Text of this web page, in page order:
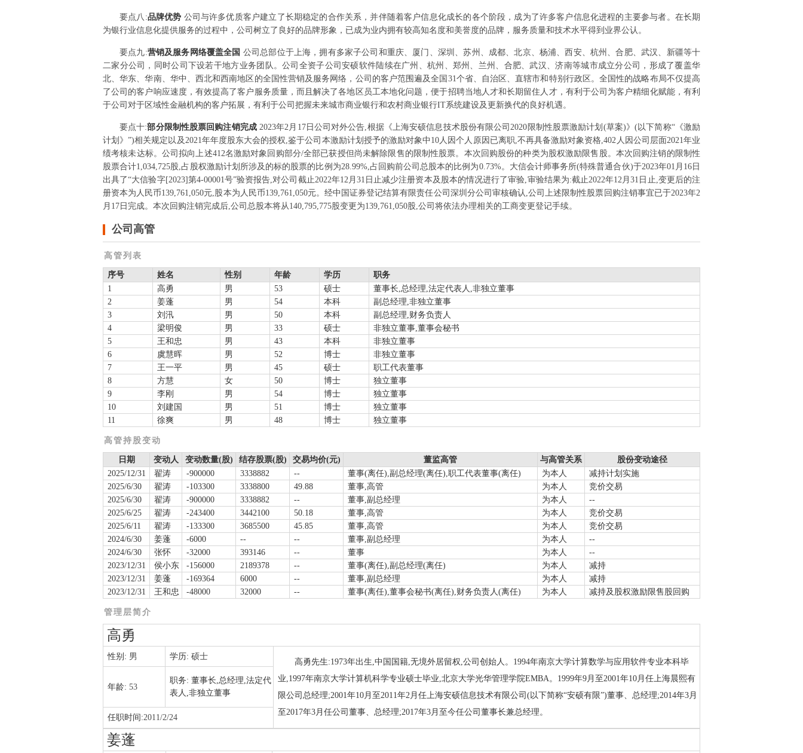
要点 八 :品牌优势 公司与许多优质客户建立了长期稳定的合作关系，并伴随着客户信息化成长的各个阶段，成为了许多客户信息化进程的主要参与者。在长期
为银行业信息化提供服务的过程中，公司树立了良好的品牌形象，已成为业内拥有较高知名度和美誉度的品牌，服务质量和技术水平得到业界公认。
要点九:营销及服务网络覆盖全国 公司总部位于上海，拥有多家子公司和重庆、厦门、深圳、苏州、成都、北京、杨浦、西安、杭州、合肥、武汉、新疆等十
二家分公司，同时公司下设若干地方业务团队。公司全资子公司安硕软件陆续在广州、杭州、郑州、兰州、合肥、武汉、济南等城市成立分公司，形成了覆盖华
北、华东、华南、华中、西北和西南地区的全国性营销及服务网络，公司的客户范围遍及全国31个省、自治区、直辖市和特别行政区。全国性的战略布局不仅提高
了公司的客户响应速度，有效提高了客户服务质量，而且解决了各地区员工本地化问题，便于招聘当地人才和长期留住人才，有利于公司为客户精细化赋能，有利
于公司对于区域性金融机构的客户拓展，有利于公司把握未来城市商业银行和农村商业银行IT系统建设及更新换代的良好机遇。
要点十:部分限制性股票回购注销完成2023年2月17日公司对外公告,根据《上海安硕信息技术股份有限公司2020限制性股票激励计划(草案)》(以下简称“《激励
计划》”)相关规定以及2021年年度股东大会的授权,鉴于公司本激励计划授予的激励对象中10人因个人原因已离职,不再具备激励对象资格,402人因公司层面2021年业
绩考核未达标。公司拟向上述412名激励对象回购部分/全部已获授但尚未解除限售的限制性股票。本次回购股份的种类为股权激励限售股。本次回购注销的限制性
股票合计1,034,725股,占股权激励计划所涉及的标的股票的比例为28.99%,占回购前公司总股本的比例为0.73%。大信会计师事务所(特殊普通合伙)于2023年01月16日
出具了“大信验字[2023]第4-00001号”验资报告,对公司截止2022年12月31日止减少注册资本及股本的情况进行了审验,审验结果为:截止2022年12月31日止,变更后的注
册资本为人民币139,761,050元,股本为人民币139,761,050元。经中国证券登记结算有限责任公司深圳分公司审核确认,公司上述限制性股票回购注销事宜已于2023年2
月17日完成。本次回购注销完成后,公司总股本将从140,795,775股变更为139,761,050股,公司将依法办理相关的工商变更登记手续。
公司高管
高管列表
序号 姓名 性别 年龄 学历
职务
1
高勇 男 53 硕士
董事长,总经理,法定代表人,非独立董事
2
姜蓬 男 54 本科
副总经理,非独立董事
3
刘汛 男 50 本科
副总经理,财务负责人
4
梁明俊 男 33 硕士
非独立董事,董事会秘书
5
王和忠 男 43 本科
非独立董事
6
虞慧晖 男 52 博士
非独立董事
7
王一平 男 45 硕士
职工代表董事
8
方慧 女 50 博士
独立董事
9
李刚 男 54 博士
独立董事
10
刘建国 男 51 博士
独立董事
11
徐爽 男 48 博士 独立董事
高管持股变动
日期 变动人 变动数量(股) 结存股票(股) 交易均价(元) 董监高管 与高管关系
股份变动途径
2025/12/31
翟涛 -900000 3338882 -- 董事(离任),副总经理(离任),职工代表董事(离任) 为本人
减持计划实施
2025/6/30
翟涛 -103300 3338800 49.88 董事,高管 为本人
竞价交易
2025/6/30
翟涛 -900000 3338882 -- 董事,副总经理 为本人
--
2025/6/25
翟涛 -243400 3442100 50.18 董事,高管 为本人
竞价交易
2025/6/11
翟涛 -133300 3685500 45.85 董事,高管 为本人
竞价交易
2024/6/30
姜蓬 -6000 -- -- 董事,副总经理 为本人
--
2024/6/30
张怀 -32000 393146 -- 董事 为本人
--
2023/12/31
侯小东 -156000 2189378 -- 董事(离任),副总经理(离任) 为本人
减持
2023/12/31
姜蓬 -169364 6000 -- 董事,副总经理 为本人
减持
2023/12/31
王和忠 -48000 32000 -- 董事(离任),董事会秘书(离任),财务负责人(离任) 为本人 减持及股权激励限售股回购
管理层简介
高勇
性别: 男 学历: 硕士
高勇先生:1973年出生,中国国籍,无境外居留权,公司创始人。1994年南京大学计算数学与应用软件专业本科毕
业,1997年南京大学计算机科学专业硕士毕业,北京大学光华管理学院EMBA。1999年9月至2001年10月任上海晨熙有
限公司总经理;2001年10月至2011年2月任上海安硕信息技术有限公司(以下简称“安硕有限”)董事、总经理;2014年3月
至2017年3月任公司董事、总经理;2017年3月至今任公司董事长兼总经理。
年龄: 53
职务: 董事长,总经理,法定代
表人,非独立董事
任职时间:2011/2/24
姜蓬